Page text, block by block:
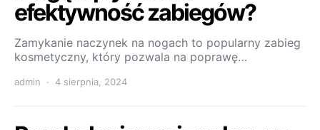
efektywność zabiegów?
Zamykanie naczynek na nogach to popularny zabieg
kosmetyczny, który pozwala na poprawę…
admin 4 sierpnia, 2024